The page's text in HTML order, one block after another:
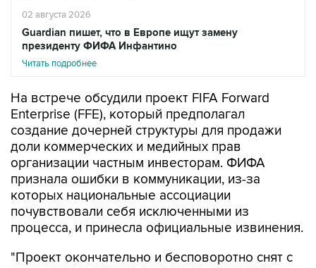
02 августа 2026
Guardian пишет, что в Европе ищут замену
президенту ФИФА Инфантино
Читать подробнее
На встрече обсудили проект FIFA Forward
Enterprise (FFE), который предполагал
создание дочерней структуры для продажи
доли коммерческих и медийных прав
организации частным инвесторам. ФИФА
признала ошибки в коммуникации, из-за
которых национальные ассоциации
почувствовали себя исключенными из
процесса, и принесла официальные извинения.
"Проект окончательно и бесповоротно снят с